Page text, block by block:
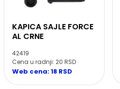
KAPICA SAJLE FORCE
AL CRNE
42419
Cena u radnji: 20 RSD
Web cena: 18 RSD